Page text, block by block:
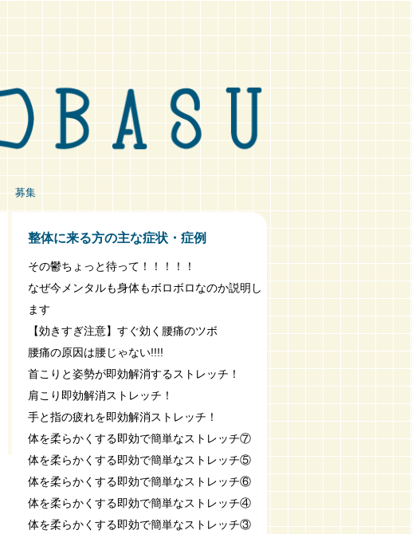
募集
整体に来る方の主な症状・症例
その鬱ちょっと待って！！！！！
なぜ今メンタルも身体もボロボロなのか説明し
ます
【効きすぎ注意】すぐ効く腰痛のツボ
腰痛の原因は腰じゃない!!!!
首こりと姿勢が即効解消するストレッチ！
肩こり即効解消ストレッチ！
手と指の疲れを即効解消ストレッチ！
体を柔らかくする即効で簡単なストレッチ⑦
体を柔らかくする即効で簡単なストレッチ⑤
体を柔らかくする即効で簡単なストレッチ⑥
体を柔らかくする即効で簡単なストレッチ④
体を柔らかくする即効で簡単なストレッチ③